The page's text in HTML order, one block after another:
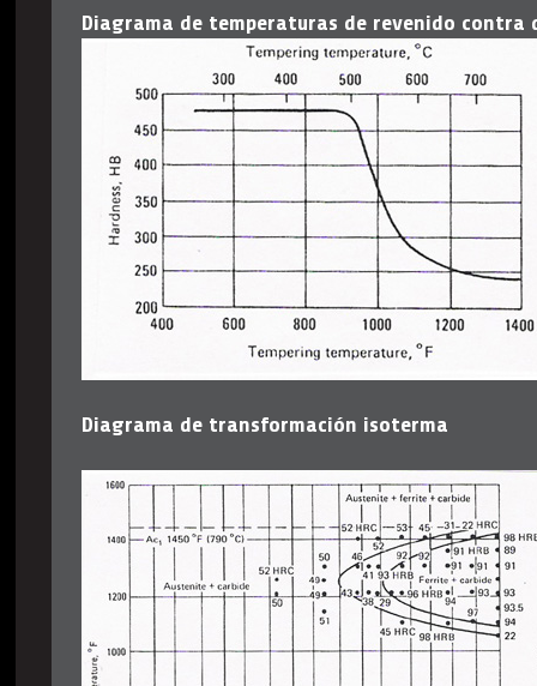
Diagrama de temperaturas de revenido contra
Diagrama de transformación isoterma